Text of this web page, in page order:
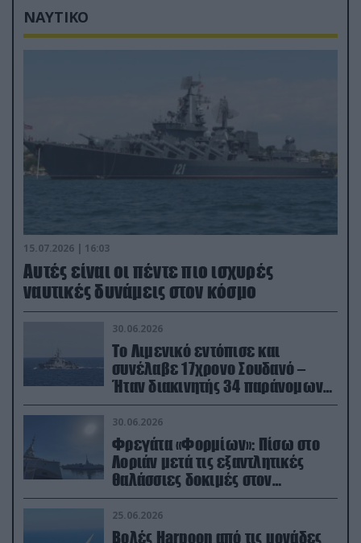
ΝΑΥΤΙΚΟ
15.07.2026 | 16:03
Aυτές είναι οι πέντε πιο ισχυρές
ναυτικές δυνάμεις στον κόσμο
30.06.2026
Το Λιμενικό εντόπισε και
συνέλαβε 17χρονο Σουδανό –
Ήταν διακινητής 34 παράνομων
μεταναστών
30.06.2026
Φρεγάτα «Φορμίων»: Πίσω στο
Λοριάν μετά τις εξαντλητικές
θαλάσσιες δοκιμές στον
απαιτητικό Βισκαϊκό
25.06.2026
Βολές Harpoon από τις μονάδες